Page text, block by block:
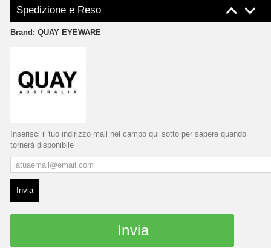
Spedizione e Reso
Brand: QUAY EYEWARE
Inserisci il tuo indirizzo mail nel campo qui sotto per sapere quando
tornerà disponibile
Invia
Invia